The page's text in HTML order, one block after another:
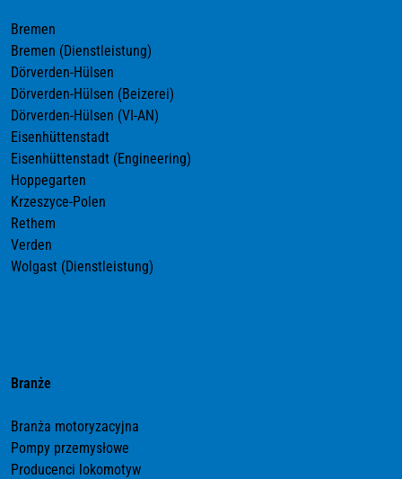
Bremen
Bremen (Dienstleistung)
Dörverden-Hülsen
Dörverden-Hülsen (Beizerei)
Dörverden-Hülsen (VI-AN)
Eisenhüttenstadt
Eisenhüttenstadt (Engineering)
Hoppegarten
Krzeszyce-Polen
Rethem
Verden
Wolgast (Dienstleistung)
Branże
Branża motoryzacyjna
Pompy przemysłowe
Producenci lokomotyw